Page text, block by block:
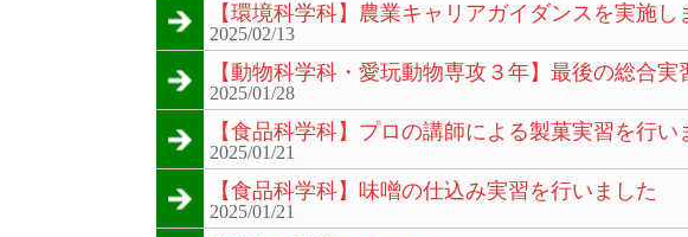
【環境科学科】農業キャリアガイダンスを実施し
2025/02/13
【動物科学科・愛玩動物専攻３年】最後の総合実
2025/01/28
【食品科学科】プロの講師による製菓実習を行い
2025/01/21
【食品科学科】味噌の仕込み実習を行いました
2025/01/21